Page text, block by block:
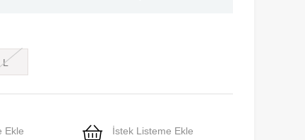
L
Ekle İstek Listeme Ekle